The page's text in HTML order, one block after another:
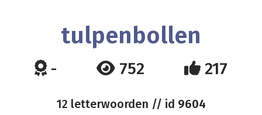
tulpenbollen
- 752 217
12 letterwoorden // id 9604